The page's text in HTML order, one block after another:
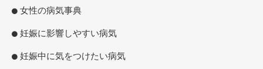
女性の病気事典
妊娠に影響しやすい病気
妊娠中に気をつけたい病気